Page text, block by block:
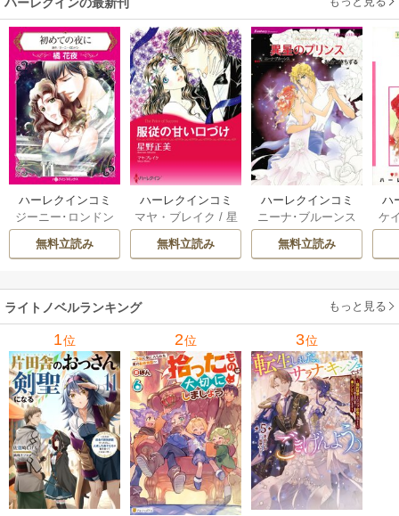
ハーレクインの最新刊
ハーレクインコミ
ックス セット 202
6年 vol.1064 1巻
ジーニー･ロンドン
橘花夜 / メアリ
ー･ライアンズ
ーガン/星合操/ア
ン･ウィール/ 津寺
里可子
無料立読み
ハーレクインコミ
ックス セット 202
6年 vol.1002 1巻
マヤ・ブレイク / 星
野正美/
ヘレン･ブ
ルックス/のわきね
ウェイ/一重夕子
無料立読み
ハーレクインコミ
ックス セット 202
6年 vol.1063 1巻
ニーナ･ブルーンス
おおつきちずる
レベッカ･ヨーク
ーディ/海野みつる
サラ･ウッド/流
水凛子
無料立読み
ハ
ッ
ケ
ザ
ライトノベルランキング もっと見る
1位 2位 3位